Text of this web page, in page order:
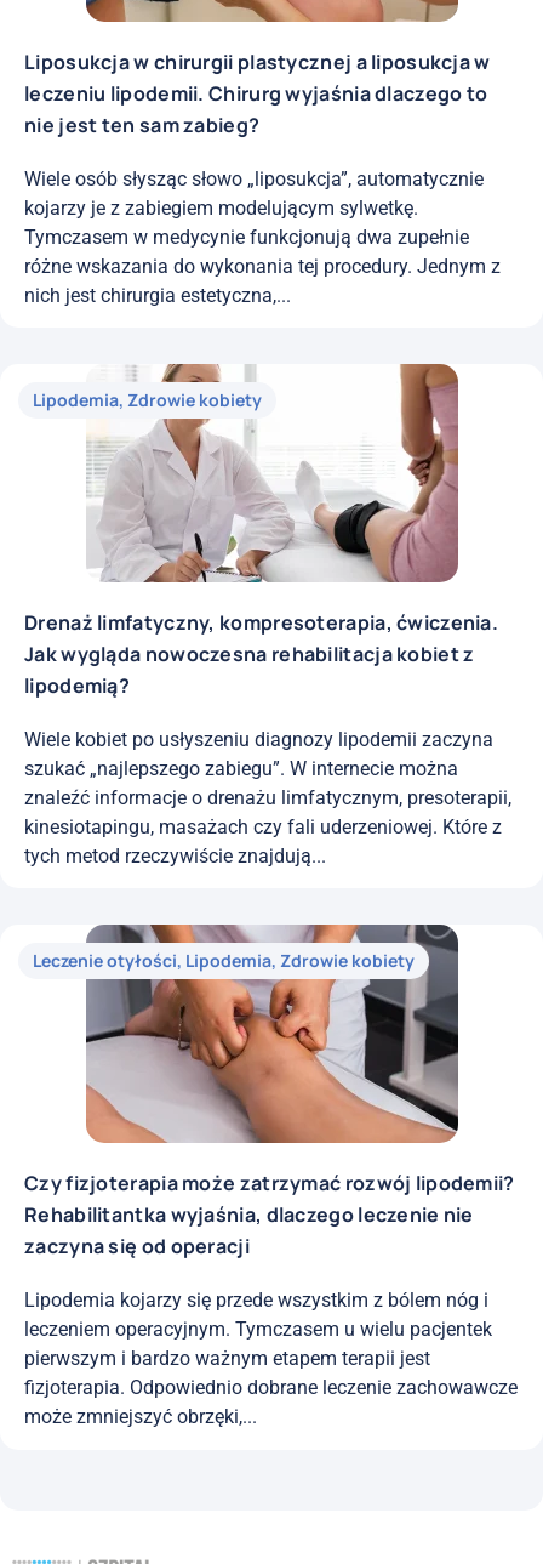
Liposukcja w chirurgii plastycznej a liposukcja w
leczeniu lipodemii. Chirurg wyjaśnia dlaczego to
nie jest ten sam zabieg?
Wiele osób słysząc słowo „liposukcja”, automatycznie
kojarzy je z zabiegiem modelującym sylwetkę.
Tymczasem w medycynie funkcjonują dwa zupełnie
różne wskazania do wykonania tej procedury. Jednym z
nich jest chirurgia estetyczna,...
Lipodemia, Zdrowie kobiety
Drenaż limfatyczny, kompresoterapia, ćwiczenia.
Jak wygląda nowoczesna rehabilitacja kobiet z
lipodemią?
Wiele kobiet po usłyszeniu diagnozy lipodemii zaczyna
szukać „najlepszego zabiegu”. W internecie można
znaleźć informacje o drenażu limfatycznym, presoterapii,
kinesiotapingu, masażach czy fali uderzeniowej. Które z
tych metod rzeczywiście znajdują...
Leczenie otyłości, Lipodemia, Zdrowie kobiety
Czy fizjoterapia może zatrzymać rozwój lipodemii?
Rehabilitantka wyjaśnia, dlaczego leczenie nie
zaczyna się od operacji
Lipodemia kojarzy się przede wszystkim z bólem nóg i
leczeniem operacyjnym. Tymczasem u wielu pacjentek
pierwszym i bardzo ważnym etapem terapii jest
fizjoterapia. Odpowiednio dobrane leczenie zachowawcze
może zmniejszyć obrzęki,...